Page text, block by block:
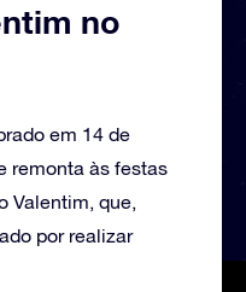
no
em 14 de
remonta às festas
Valentim, que,
por realizar